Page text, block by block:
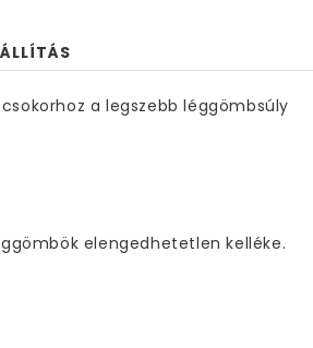
a legszebb léggömbsúly
elengedhetetlen kelléke.